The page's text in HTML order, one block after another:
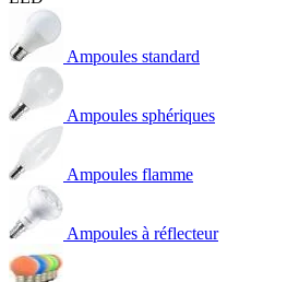
Ampoules standard
Ampoules sphériques
Ampoules flamme
Ampoules à réflecteur